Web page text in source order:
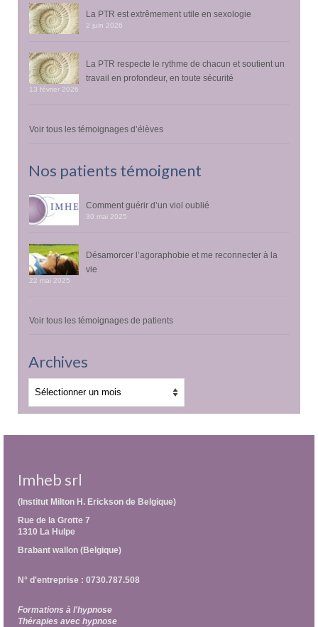
La PTR est extrêmement utile en sexologie
2 juin 2026
La PTR respecte le rythme de chacun et soutient un
travail en profondeur, en toute sécurité
13 février 2026
Voir tous les témoignages d’élèves
Nos patients témoignent
Comment guérir d’un viol oublié
30 mai 2025
Désamorcer l’agoraphobie et me reconnecter à la
vie
22 mai 2025
Voir tous les témoignages de patients
Archives
Imheb srl
(Institut Milton H. Erickson de Belgique)
Rue de la Grotte 7
1310 La Hulpe
Brabant wallon (Belgique)
N° d'entreprise : 0730.787.508
Formations à l'hypnose
Thérapies avec hypnose